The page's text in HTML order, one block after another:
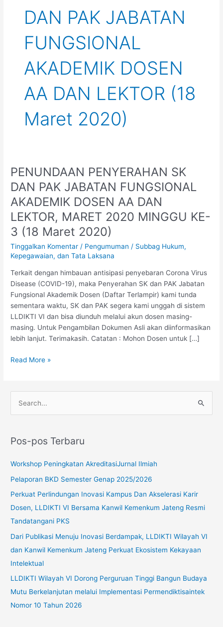
DAN PAK JABATAN
FUNGSIONAL
AKADEMIK DOSEN
AA DAN LEKTOR (18
Maret 2020)
PENUNDAAN PENYERAHAN SK
DAN PAK JABATAN FUNGSIONAL
AKADEMIK DOSEN AA DAN
LEKTOR, MARET 2020 MINGGU KE-
3 (18 Maret 2020)
Tinggalkan Komentar / Pengumuman / Subbag Hukum,
Kepegawaian, dan Tata Laksana
Terkait dengan himbauan antisipasi penyebaran Corona Virus
Disease (COVID-19), maka Penyerahan SK dan PAK Jabatan
Fungsional Akademik Dosen (Daftar Terlampir) kami tunda
sementara waktu, SK dan PAK segera kami unggah di sistem
LLDIKTI VI dan bisa diunduh melalui akun dosen masing-
masing. Untuk Pengambilan Dokumen Asli akan diinformasikan
lebih lanjut. Terimakasih. Catatan : Mohon Dosen untuk […]
PENUNDAAN
PENYERAHAN
SK
DAN
PAK
JABATAN
FUNGSIONAL
AKADEMIK
DOSEN
DAN
LEKTOR,
MARET
MINGGU
KE-
(18
Read More »
i
u
k
:
Pos-pos Terbaru
Workshop Peningkatan AkreditasiJurnal Ilmiah
Pelaporan BKD Semester Genap 2025/2026
Perkuat Perlindungan Inovasi Kampus Dan Akselerasi Karir
Dosen, LLDIKTI VI Bersama Kanwil Kemenkum Jateng Resmi
Tandatangani PKS
Dari Publikasi Menuju Inovasi Berdampak, LLDIKTI Wilayah VI
dan Kanwil Kemenkum Jateng Perkuat Ekosistem Kekayaan
Intelektual
LLDIKTI Wilayah VI Dorong Perguruan Tinggi Bangun Budaya
Mutu Berkelanjutan melalui Implementasi Permendiktisaintek
Nomor 10 Tahun 2026